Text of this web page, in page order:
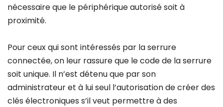
nécessaire que le périphérique autorisé soit à
proximité.
Pour ceux qui sont intéressés par la serrure
connectée, on leur rassure que le code de la serrure
soit unique. Il n’est détenu que par son
administrateur et à lui seul l’autorisation de créer des
clés électroniques s’il veut permettre à des